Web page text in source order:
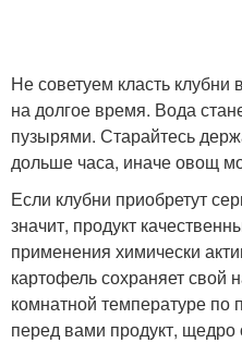
Не советуем класть клубни
на долгое время. Вода
пузырями. Старайтесь
дольше часа, иначе овощ
Если клубни приобретут
значит, продукт
применения химически
картофель сохраняет свой
комнатной температуре
перед вами продукт,